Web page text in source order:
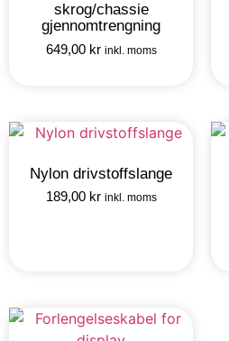
skrog/chassie
gjennomtrengning
649,00 kr inkl. moms
Nylon drivstoffslange
189,00 kr inkl. moms